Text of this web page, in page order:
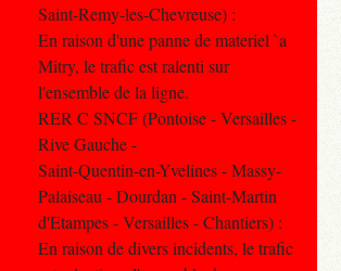
Saint-Remy-les-Chevreuse) :
En raison d'une panne de materiel `a
Mitry, le trafic est ralenti sur
l'ensemble de la ligne.
RER C SNCF (Pontoise - Versailles -
Rive Gauche -
Saint-Quentin-en-Yvelines - Massy-
Palaiseau - Dourdan - Saint-Martin
d'Etampes - Versailles - Chantiers) :
En raison de divers incidents, le trafic